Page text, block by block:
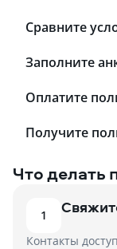
Сравните
Заполните
Оплатите
Получите
Что делать
1
Контакты